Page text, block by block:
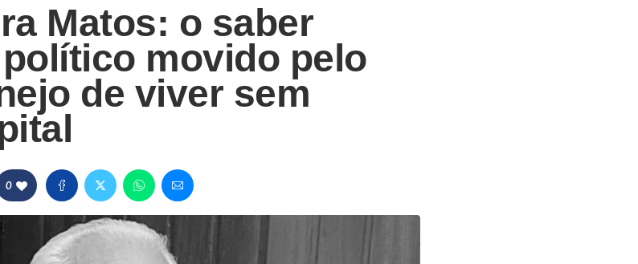
Matos: o saber
movido pelo
de viver sem
0